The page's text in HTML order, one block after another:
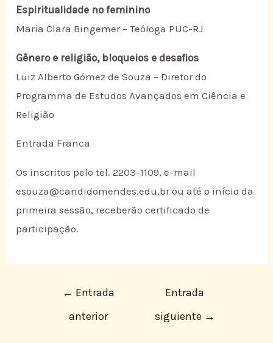
Espiritualidade no feminino
Maria Clara Bingemer – Teóloga PUC-RJ
Gênero e religião, bloqueios e desafios
Luiz Alberto Gómez de Souza – Diretor do
Programma de Estudos Avançados em Ciência e
Religião
Entrada Franca
Os inscritos pelo tel. 2203-1109, e-mail
esouza@candidomendes.edu.br ou até o início da
primeira sessão, receberão certificado de
participação.
← Entrada
anterior
Entrada
siguiente →